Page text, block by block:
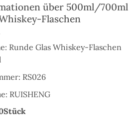
über 500ml/700ml
Flaschen
Runde Glas Whiskey-Flaschen
RS026
RUISHENG